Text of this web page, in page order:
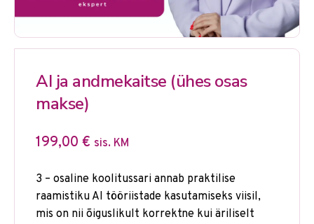
AI ja andmekaitse (ühes osas
makse)
199,00 € sis. KM
3 – osaline koolitussari annab praktilise
raamistiku AI tööriistade kasutamiseks viisil,
mis on nii õiguslikult korrektne kui äriliselt